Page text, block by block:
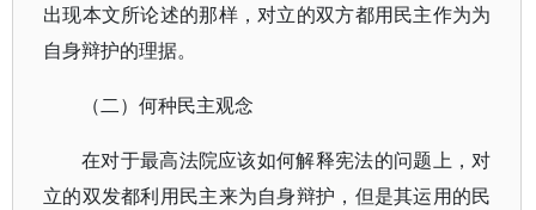
出现本文所论述的那样，对立的双方都用民主作为为
自身辩护的理据。
（二）何种民主观念
在对于最高法院应该如何解释宪法的问题上，对
立的双发都利用民主来为自身辩护，但是其运用的民